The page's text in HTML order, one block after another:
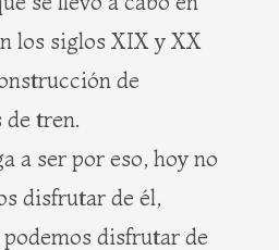
los siglos XIX y XX
de
de tren.
a ser por eso, hoy no
disfrutar de él,
disfrutar de